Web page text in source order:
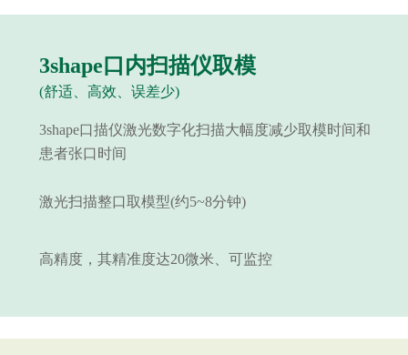
3shape口内扫描仪取模
(舒适、高效、误差少)
3shape口描仪激光数字化扫描大幅度减少取模时间和
患者张口时间
激光扫描整口取模型(约5~8分钟)
高精度，其精准度达20微米、可监控